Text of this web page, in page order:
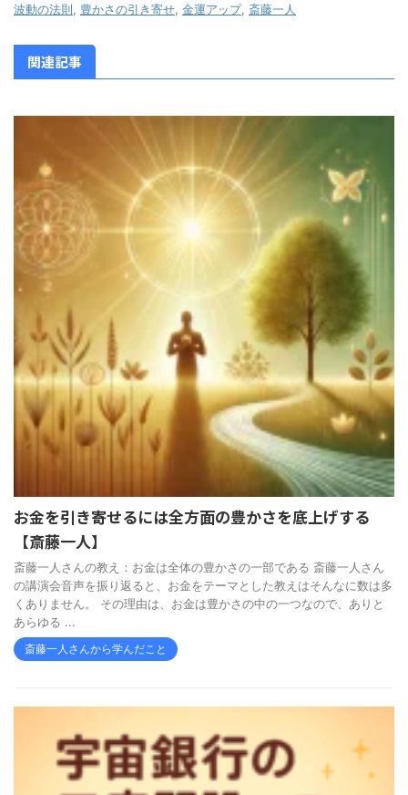
波動の法則 豊かさの引き寄せ 金運アップ, 斎藤一人
関連記事
お金を引き寄せるには全方面の豊かさを底上げする
【斎藤一人】
斎藤一人さんの教え：お金は全体の豊かさの一部である 斎藤一人さん
の講演会音声を振り返ると、お金をテーマとした教えはそんなに数は多
くありません。 その理由は、お金は豊かさの中の一つなので、ありと
あらゆる ...
斎藤一人さんから学んだこと